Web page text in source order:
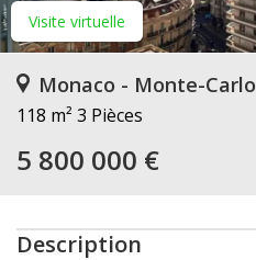
Visite virtuelle
Monaco - Monte-Carlo
118 m² 3 Pièces
5 800 000 €
Description